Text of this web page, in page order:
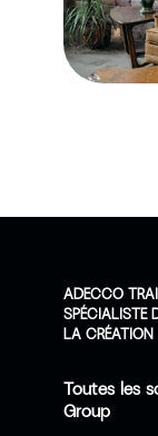
ADECCO
SPÉCIALISTE
LA CRÉATION
Toutes les
Group